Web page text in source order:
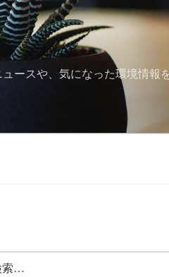
ースや、気になった環境情報